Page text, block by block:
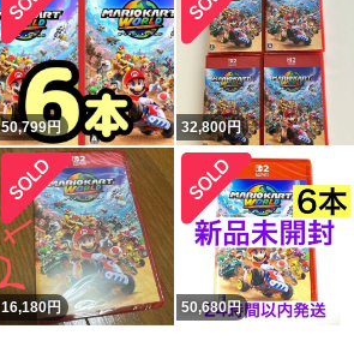
50,799円 32,800円
16,180円 50,680円